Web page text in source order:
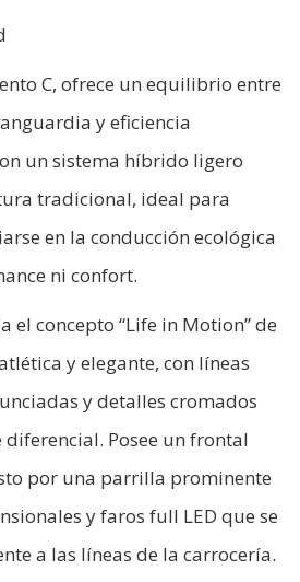
C, ofrece un equilibrio entre
y eficiencia
un sistema híbrido ligero
tradicional, ideal para
en la conducción ecológica
ni confort.
el concepto “Life in Motion” de
y elegante, con líneas
y detalles cromados
Posee un frontal
por una parrilla prominente
y faros full LED que se
a las líneas de la carrocería.